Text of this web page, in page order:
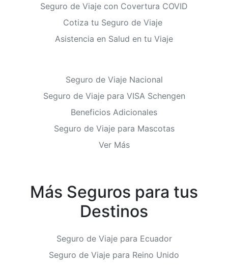
Seguro de Viaje con Covertura COVID
Cotiza tu Seguro de Viaje
Asistencia en Salud en tu Viaje
Seguro de Viaje Nacional
Seguro de Viaje para VISA Schengen
Beneficios Adicionales
Seguro de Viaje para Mascotas
Ver Más
Más Seguros para tus
Destinos
Seguro de Viaje para Ecuador
Seguro de Viaje para Reino Unido